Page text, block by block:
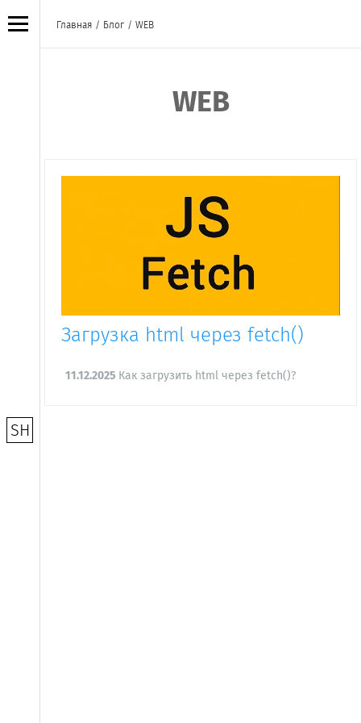
SH
Главная / Блог / WEB
WEB
Загрузка html через fetch()
11.12.2025 Как загрузить html через fetch()?